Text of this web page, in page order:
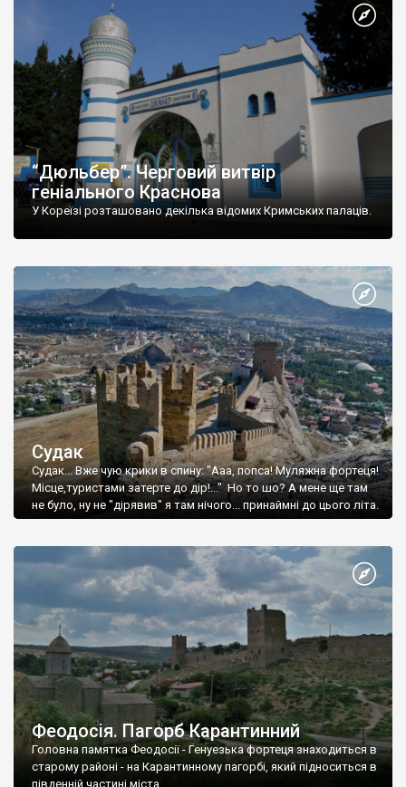
“Дюльбер”. Черговий витвір
геніального Краснова
У Кореїзі розташовано декілька відомих Кримських палаців.
Судак
Судак... Вже чую крики в спину: "Ааа, попса! Муляжна фортеця!
Місце,туристами затерте до дір!..." Но то шо? А мене ще там
не було, ну не "дірявив" я там нічого... принаймні до цього літа.
Феодосія. Пагорб Карантинний
Головна памятка Феодосії - Генуезька фортеця знаходиться в
старому районі - на Карантинному пагорбі, який підноситься в
південній частині міста.